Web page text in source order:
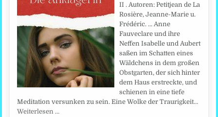
II . Autoren: Petitjean de La
Rosière, Jeanne-Marie u.
Frédéric. ... Anne
Fauveclare und ihre
Neffen Isabelle und Aubert
saßen im Schatten eines
Wäldchens in dem großen
Obstgarten, der sich hinter
dem Haus erstreckte, und
schienen in eine tiefe
Meditation versunken zu sein. Eine Wolke der Traurigkeit…
Weiterlesen …